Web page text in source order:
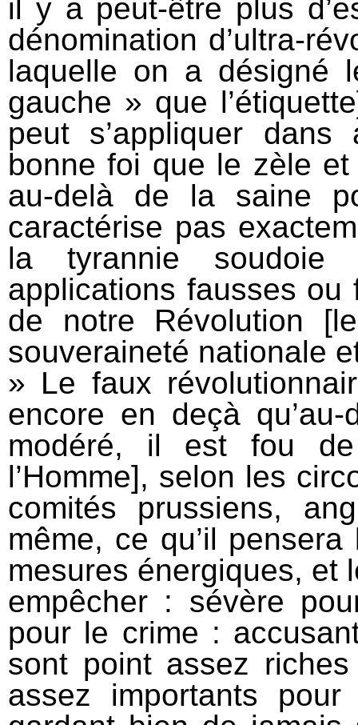
il y a peut-être plus
dénomination d’ultra-
laquelle on a désigné
gauche » que
peut s’appliquer
bonne foi que le zèle et
au-delà de la saine
caractérise pas
la tyrannie soudoie
applications fausses
de notre Révolution
souveraineté nationale
» Le faux
encore en deçà
modéré, il est fou
l’Homme], selon les
comités prussiens,
même, ce qu’il
mesures énergiques, et
empêcher : sévère
pour le crime :
sont point assez
assez importants